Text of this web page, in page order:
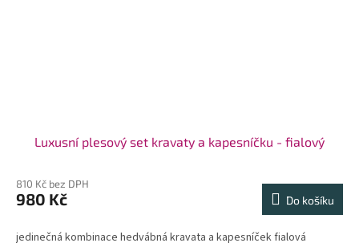
Luxusní plesový set kravaty a kapesníčku - fialový
810 Kč bez DPH
980 Kč Do košíku
jedinečná kombinace hedvábná kravata a kapesníček fialová